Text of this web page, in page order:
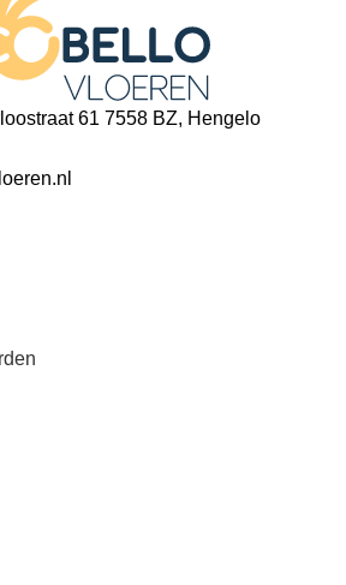
61 7558 BZ, Hengelo